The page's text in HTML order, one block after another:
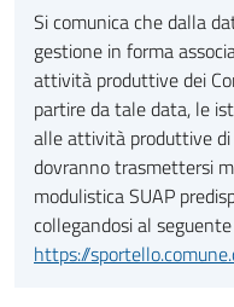
Si comunica che dalla
gestione in forma
attività produttive dei
partire da tale data, le
alle attività produttive di
dovranno trasmettersi
modulistica SUAP
collegandosi al seguente
https://